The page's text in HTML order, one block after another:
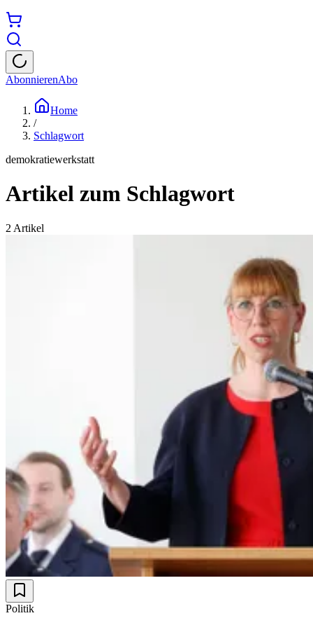
AbonnierenAbo
Home
/
Schlagwort
demokratiewerkstatt
Artikel zum Schlagwort
2 Artikel
Politik